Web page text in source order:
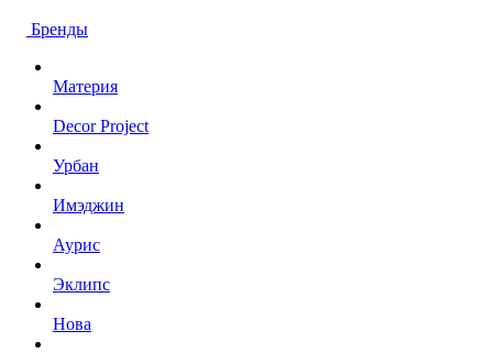
Бренды
Материя
Decor Project
Урбан
Имэджин
Аурис
Эклипс
Нова